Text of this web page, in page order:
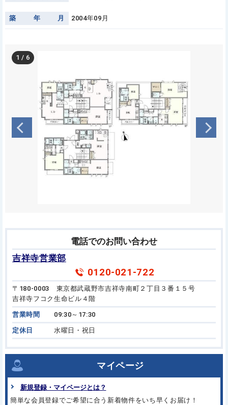
築 年 月 2004年09月
1 / 6
電話でのお問い合わせ
吉祥寺営業部
0120-021-722
〒180-0003 東京都武蔵野市吉祥寺南町２丁目３番１５号
吉祥寺フコク生命ビル４階
営業時間 09:30～17:30
定休日 水曜日・祝日
マイページ
新規登録・マイページとは？
簡単な会員登録でご希望に合う新着物件をいち早くお届け！